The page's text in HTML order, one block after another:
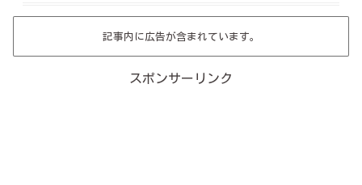
記事内に広告が含まれています。
スポンサーリンク